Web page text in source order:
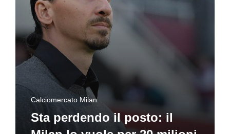
Calciomercato Milan
Sta perdendo il posto: il